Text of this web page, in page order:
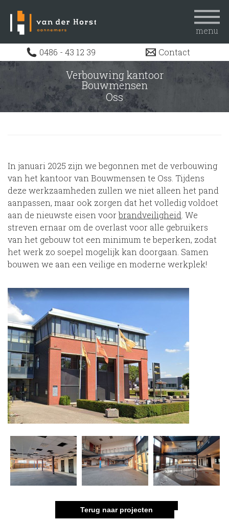
0486 - 43 12 39 Contact
menu
Uitdagingen
Projecten
Actueel
Verbouwing kantoor
Bouwmensen
Oss
In januari 2025 zijn we begonnen met de verbouwing
van het kantoor van Bouwmensen te Oss. Tijdens
deze werkzaamheden zullen we niet alleen het pand
aanpassen, maar ook zorgen dat het volledig voldoet
aan de nieuwste eisen voorbrandveiligheid . We
streven ernaar om de overlast voor alle gebruikers
van het gebouw tot een minimum te beperken, zodat
het werk zo soepel mogelijk kan doorgaan. Samen
bouwen we aan een veilige en moderne werkplek!
Terug naar projecten